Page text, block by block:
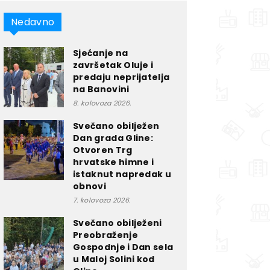
Nedavno
Sjećanje na
završetak Oluje i
predaju neprijatelja
na Banovini
8. kolovoza 2026.
Svečano obilježen
Dan grada Gline:
Otvoren Trg
hrvatske himne i
istaknut napredak u
obnovi
7. kolovoza 2026.
Svečano obilježeni
Preobraženje
Gospodnje i Dan sela
u Maloj Solini kod